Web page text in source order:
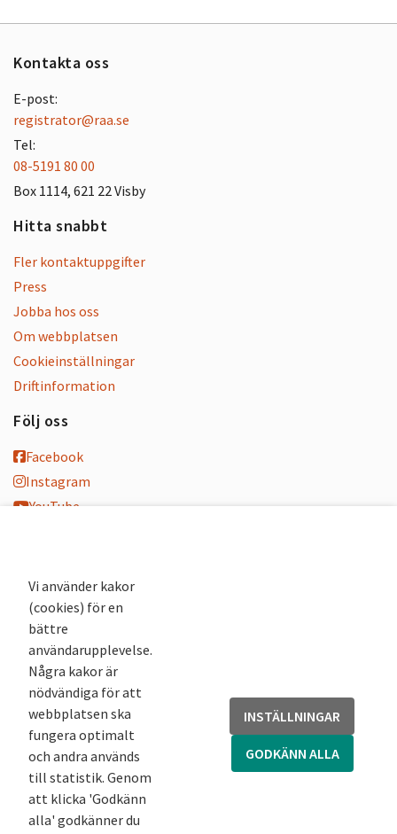
Kontakta oss
E-post:
registrator@raa.se
Tel:
08-5191 80 00
Box 1114, 621 22 Visby
Hitta snabbt
Fler kontaktuppgifter
Press
Jobba hos oss
Om webbplatsen
Cookieinställningar
Driftinformation
Följ oss
Facebook
Instagram
YouTube
Nyhetsbrev
Andra webbplatser
Arkivsök
Fornsök
Fornreg
Bebyggelseregistret
Runor
Kringla
Vi använder kakor
(cookies) för en
bättre
användarupplevelse.
Några kakor är
nödvändiga för att
webbplatsen ska
fungera optimalt
och andra används
till statistik. Genom
att klicka 'Godkänn
alla' godkänner du
INSTÄLLNINGAR
GODKÄNN ALLA